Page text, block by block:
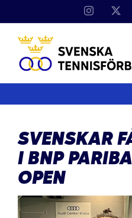
Instagram
SVENSKAR
I BNP
OPEN